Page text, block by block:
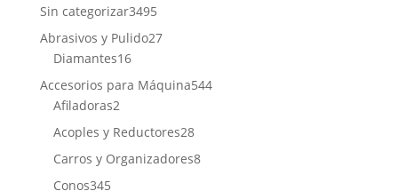
Sin categorizar34953495
productos
Abrasivos y Pulido2727
Diamantes1616
productos
Accesorios para Máquina544544
Afiladoras22
productos
Acoples y Reductores2828
productos
Carros y Organizadores88
Conos345345